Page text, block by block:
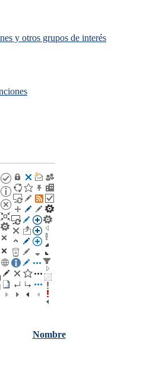
y otros grupos de interés
Nombre